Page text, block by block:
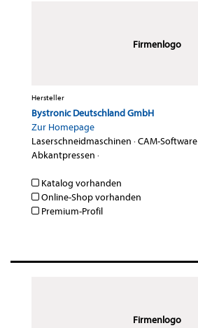
Firmenlogo
Hersteller
Bystronic Deutschland GmbH
Zur Homepage
Laserschneidmaschinen ·CAM-Software
Abkantpressen ·
Katalog vorhanden
Online-Shop vorhanden
Premium-Profil
Firmenlogo